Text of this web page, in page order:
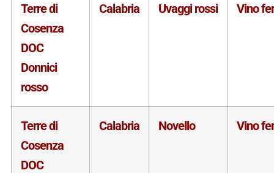
Terre di
Cosenza
DOC
Donnici
rosso
Calabria Uvaggi rossi Vino
Terre di
Cosenza
DOC
Calabria Novello Vino